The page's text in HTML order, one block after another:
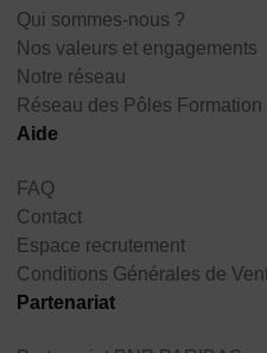
Qui sommes-nous ?
Nos valeurs et engagements
Notre réseau
Réseau des Pôles Formation
Aide
FAQ
Contact
Espace recrutement
Conditions Générales de
Partenariat